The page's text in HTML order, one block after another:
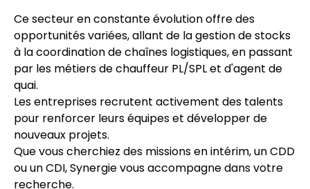
Ce secteur en constante évolution offre des
opportunités variées, allant de la gestion de stocks
à la coordination de chaînes logistiques, en passant
par les métiers de chauffeur PL/SPL et d'agent de
quai.
Les entreprises recrutent activement des talents
pour renforcer leurs équipes et développer de
nouveaux projets.
Que vous cherchiez des missions en intérim, un CDD
ou un CDI, Synergie vous accompagne dans votre
recherche.